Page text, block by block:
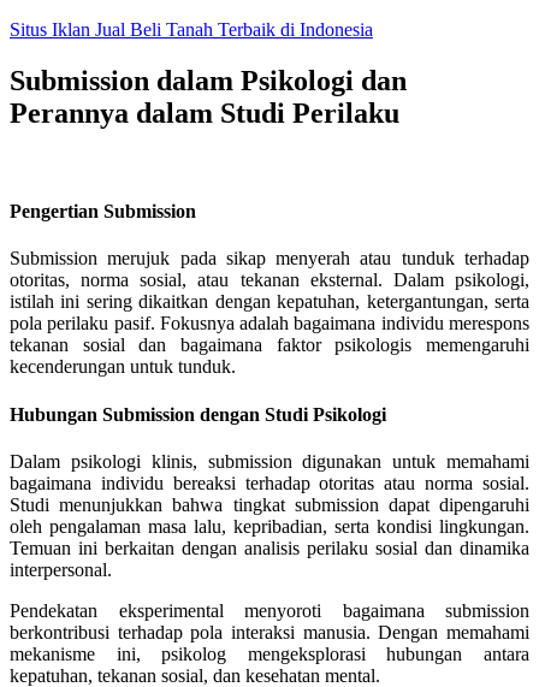
Skip
content
Situs Iklan Jual Beli Tanah Terbaik di Indonesia
Submission dalam Psikologi dan
Perannya dalam Studi Perilaku
Pengertian Submission
Submission merujuk pada sikap menyerah atau tunduk terhadap
otoritas, norma sosial, atau tekanan eksternal. Dalam psikologi,
istilah ini sering dikaitkan dengan kepatuhan, ketergantungan, serta
pola perilaku pasif. Fokusnya adalah bagaimana individu merespons
tekanan sosial dan bagaimana faktor psikologis memengaruhi
kecenderungan untuk tunduk.
Hubungan Submission dengan Studi Psikologi
Dalam psikologi klinis, submission digunakan untuk memahami
bagaimana individu bereaksi terhadap otoritas atau norma sosial.
Studi menunjukkan bahwa tingkat submission dapat dipengaruhi
oleh pengalaman masa lalu, kepribadian, serta kondisi lingkungan.
Temuan ini berkaitan dengan analisis perilaku sosial dan dinamika
interpersonal.
Pendekatan eksperimental menyoroti bagaimana submission
berkontribusi terhadap pola interaksi manusia. Dengan memahami
mekanisme ini, psikolog mengeksplorasi hubungan antara
kepatuhan, tekanan sosial, dan kesehatan mental.